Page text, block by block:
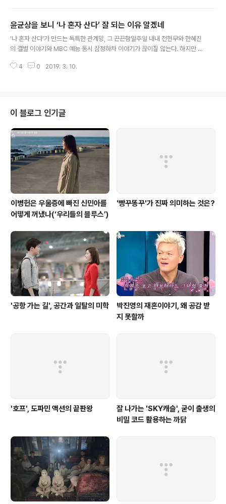
가네코 후미코의 역할을 연기하며 당시 관동대지진 때 벌어졌던 조선인 학살과
이에 항거했던 청년들의 삶 속으로 들어갔던 그였기에 이 자그마한 공간에 마련
된 추도비의 의미는 남달랐을 거였다. 게다가 그건 우리가 아닌 ‘봉선화’라 불리
윤균상을 보니 ‘나 혼자 산다’ 잘 되는 이유 알겠네
'나 혼자 산다'가 만드는 독특한 관계망, 그 끈끈함일주일 내내 전현무와 한혜진
의 결별 이야기와 MBC 예능 동시 잠정하차 이야기가 끊이질 않는다. 하지만 성
이렇게 계속 회자되고 있는 건 어딘가 좀 과한 느낌이다. 물론 의 주축이었던 두
끄떡없을 거라는 걸 보여주는 것만 같다. 에서 홍길동 역할로 선 굵은 카리스마
를 보여줬던 윤균상. 하지만 일상에서는 전혀 다른 고양이들의 윤집사가 그의
진짜 모습이었다..
4 0 2019. 3. 10.
이 블로그 인기글
이병헌은 우울증에 빠진 신민아를
어떻게 꺼냈나(‘우리들의 블루스’)
'빵꾸똥꾸'가 진짜 의미하는 것은?
'공항 가는 길', 공간과 일탈의 미학
박진영의 재혼이야기, 왜 공감 받
지 못할까
'호프', 도파민 액션의 끝판왕
잘 나가는 'SKY캐슬', 굳이 출생의
비밀 코드 활용하는 까닭